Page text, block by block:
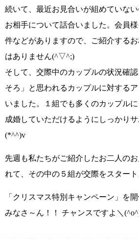
続いて、最近お見合いが組めていな
お相手について話合いました。会員
件などがありますので、ご紹介する
はありません(^▽^;)
そして、交際中のカップルの状況確認
そろ」
と思われるカップルに対する
いました。１組でも多くのカップル
成婚していただけるようにしっかり
(*^^)v
先週も私たちがご紹介したお二人の
れて、その中の５組が交際をスター
「クリスマス特別キャンペーン」
を
みなさ～ん！！
チャンスですよ＼